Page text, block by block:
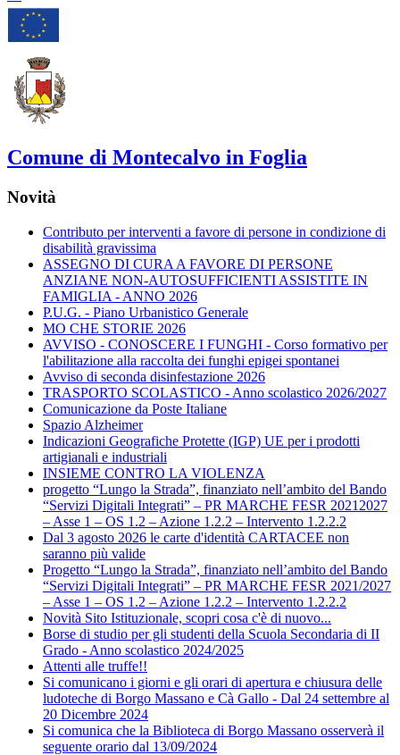
Comune di Montecalvo in Foglia
Novità
Contributo per interventi a favore di persone in condizione di
disabilità gravissima
ASSEGNO DI CURA A FAVORE DI PERSONE
ANZIANE NON-AUTOSUFFICIENTI ASSISTITE IN
FAMIGLIA - ANNO 2026
P.U.G. - Piano Urbanistico Generale
MO CHE STORIE 2026
AVVISO - CONOSCERE I FUNGHI - Corso formativo per
l'abilitazione alla raccolta dei funghi epigei spontanei
Avviso di seconda disinfestazione 2026
TRASPORTO SCOLASTICO - Anno scolastico 2026/2027
Comunicazione da Poste Italiane
Spazio Alzheimer
Indicazioni Geografiche Protette (IGP) UE per i prodotti
artigianali e industriali
INSIEME CONTRO LA VIOLENZA
progetto “Lungo la Strada”, finanziato nell’ambito del Bando
“Servizi Digitali Integrati” – PR MARCHE FESR 20212027
– Asse 1 – OS 1.2 – Azione 1.2.2 – Intervento 1.2.2.2
Dal 3 agosto 2026 le carte d'identità CARTACEE non
saranno più valide
Progetto “Lungo la Strada”, finanziato nell’ambito del Bando
“Servizi Digitali Integrati” – PR MARCHE FESR 2021/2027
– Asse 1 – OS 1.2 – Azione 1.2.2 – Intervento 1.2.2.2
Novità Sito Istituzionale, scopri cosa c'è di nuovo...
Borse di studio per gli studenti della Scuola Secondaria di II
Grado - Anno scolastico 2024/2025
Attenti alle truffe!!
Si comunicano i giorni e gli orari di apertura e chiusura delle
ludoteche di Borgo Massano e Cà Gallo - Dal 24 settembre al
20 Dicembre 2024
Si comunica che la Biblioteca di Borgo Massano osserverà il
seguente orario dal 13/09/2024